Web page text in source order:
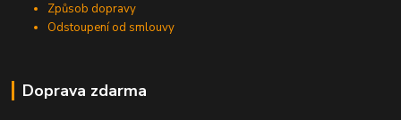
Způsob dopravy
Odstoupení od smlouvy
Doprava zdarma